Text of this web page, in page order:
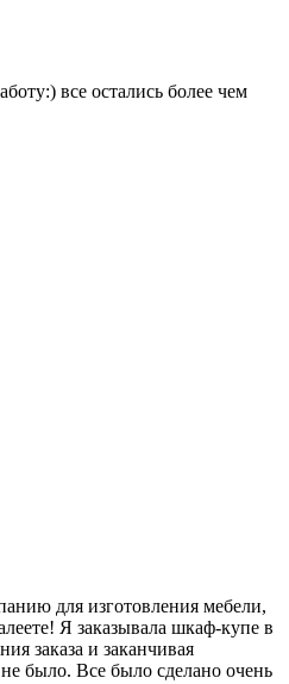
все остались более чем
для изготовления мебели,
Я заказывала шкаф-купе в
заказа и заканчивая
было. Все было сделано очень